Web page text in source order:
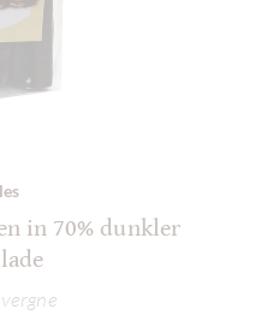
in 70% dunkler